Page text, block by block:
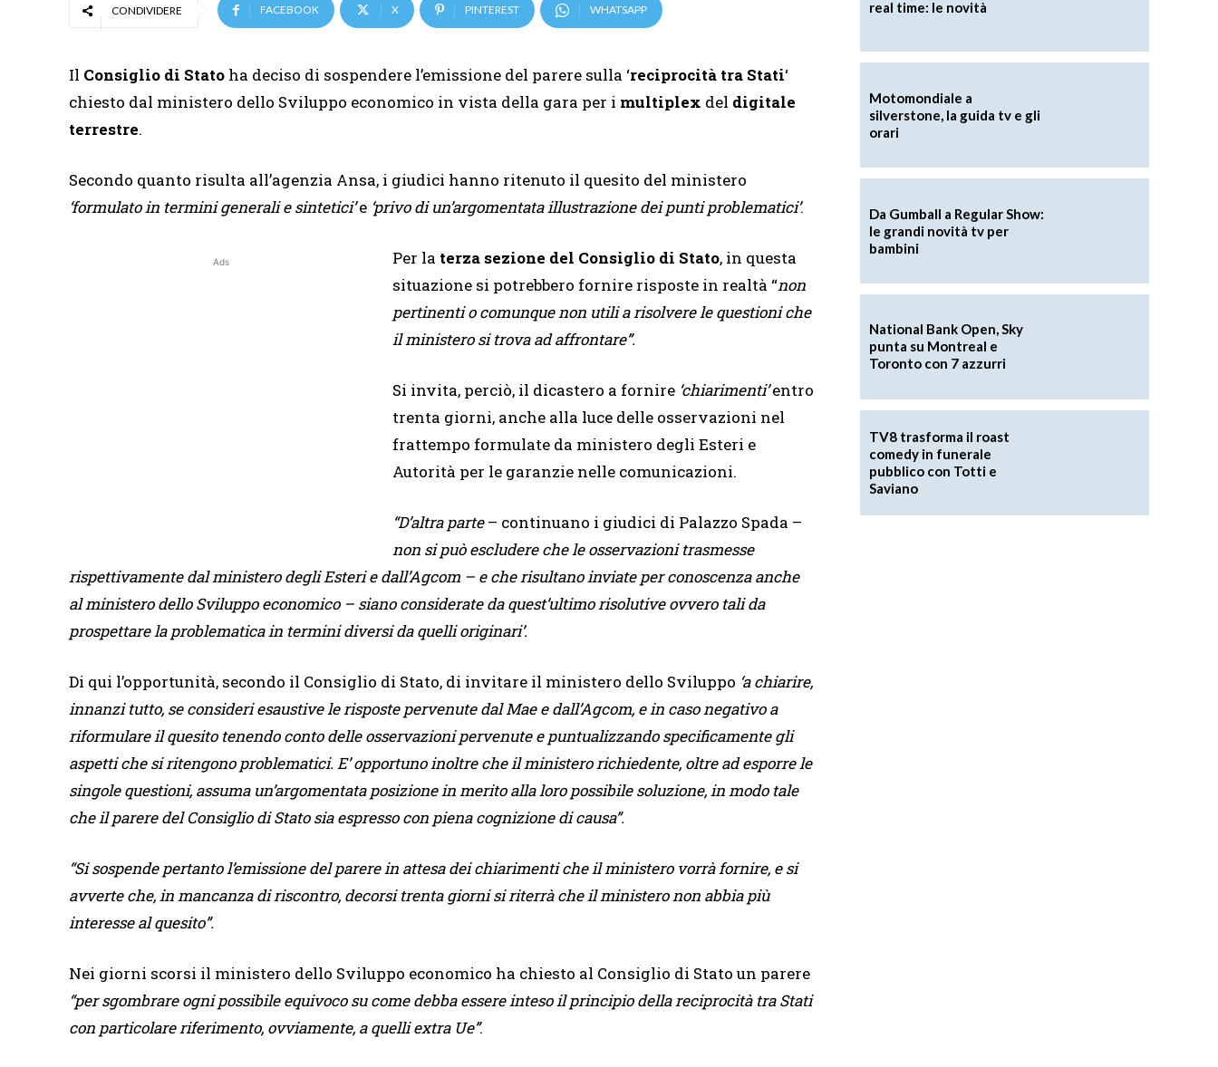
CONDIVIDERE FACEBOOK X PINTEREST WHATSAPP
Il Consiglio di Stato ha deciso di sospendere l’emissione del parere sulla ‘reciprocità tra Stati‘
chiesto dal ministero dello Sviluppo economico in vista della gara per i multiplex del digitale
terrestre.
Secondo quanto risulta all’agenzia Ansa, i giudici hanno ritenuto il quesito del ministero
‘formulato in termini generali e sintetici’e ‘privo di un’argomentata illustrazione dei punti problematici’.
Ads Per la terza sezione del Consiglio di Stato, in questa
situazione si potrebbero fornire risposte in realtà “non
pertinenti o comunque non utili a risolvere le questioni che
il ministero si trova ad affrontare”.
Si invita, perciò, il dicastero a fornire ‘chiarimenti’entro
trenta giorni, anche alla luce delle osservazioni nel
frattempo formulate da ministero degli Esteri e
Autorità per le garanzie nelle comunicazioni.
“D’altra parte– continuano i giudici di Palazzo Spada –
non si può escludere che le osservazioni trasmesse
rispettivamente dal ministero degli Esteri e dall’Agcom – e che risultano inviate per conoscenza anche
al ministero dello Sviluppo economico – siano considerate da quest’ultimo risolutive ovvero tali da
prospettare la problematica in termini diversi da quelli originari’.
Di qui l’opportunità, secondo il Consiglio di Stato, di invitare il ministero dello Sviluppo ‘a chiarire,
innanzi tutto, se consideri esaustive le risposte pervenute dal Mae e dall’Agcom, e in caso negativo a
riformulare il quesito tenendo conto delle osservazioni pervenute e puntualizzando specificamente gli
aspetti che si ritengono problematici. E’ opportuno inoltre che il ministero richiedente, oltre ad esporre le
singole questioni, assuma un’argomentata posizione in merito alla loro possibile soluzione, in modo tale
che il parere del Consiglio di Stato sia espresso con piena cognizione di causa”.
“Si sospende pertanto l’emissione del parere in attesa dei chiarimenti che il ministero vorrà fornire, e si
avverte che, in mancanza di riscontro, decorsi trenta giorni si riterrà che il ministero non abbia più
interesse al quesito”.
Nei giorni scorsi il ministero dello Sviluppo economico ha chiesto al Consiglio di Stato un parere
“per sgombrare ogni possibile equivoco su come debba essere inteso il principio della reciprocità tra Stati
con particolare riferimento, ovviamente, a quelli extra Ue”.
real time: le novità
Motomondiale a
silverstone, la guida tv e gli
orari
Da Gumball a Regular Show:
le grandi novità tv per
bambini
National Bank Open, Sky
punta su Montreal e
Toronto con 7 azzurri
TV8 trasforma il roast
comedy in funerale
pubblico con Totti e
Saviano